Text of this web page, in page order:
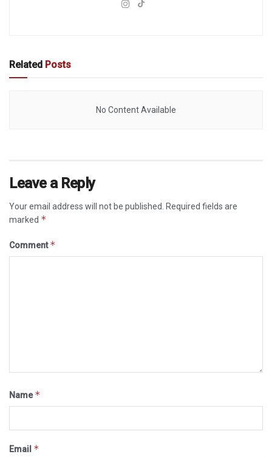
Related Posts
No Content Available
Leave a Reply
Your email address will not be published. Required fields are
marked *
Comment*
Name*
Email *